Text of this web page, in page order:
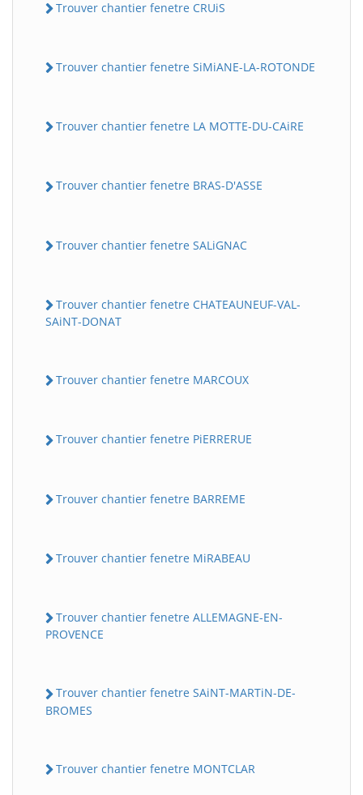
Trouver chantier fenetre CRUiS
Trouver chantier fenetre SiMiANE-LA-ROTONDE
Trouver chantier fenetre LA MOTTE-DU-CAiRE
Trouver chantier fenetre BRAS-D'ASSE
Trouver chantier fenetre SALiGNAC
Trouver chantier fenetre CHATEAUNEUF-VAL-
SAiNT-DONAT
Trouver chantier fenetre MARCOUX
Trouver chantier fenetre PiERRERUE
Trouver chantier fenetre BARREME
Trouver chantier fenetre MiRABEAU
Trouver chantier fenetre ALLEMAGNE-EN-
PROVENCE
Trouver chantier fenetre SAiNT-MARTiN-DE-
BROMES
Trouver chantier fenetre MONTCLAR